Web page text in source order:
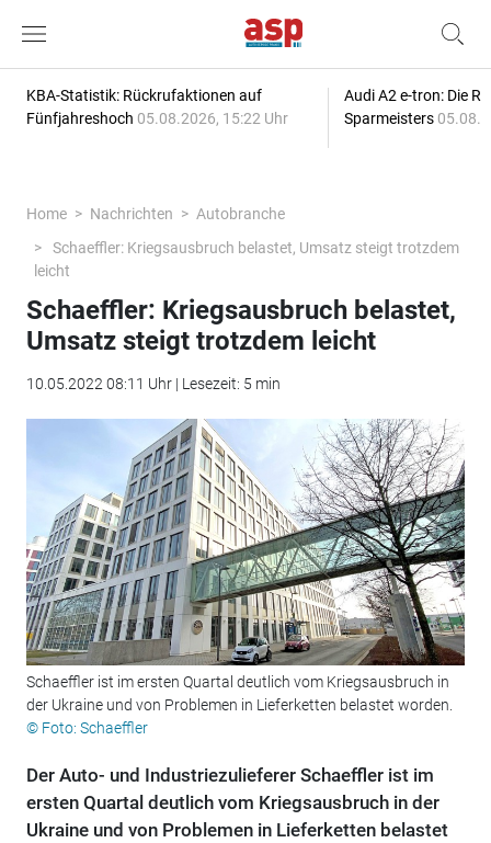
KBA-Statistik: Rückrufaktionen auf
Fünfjahreshoch 05.08.2026, 15:22 Uhr
Audi A2 e-tron: Die
Sparmeisters
Home Nachrichten
Autobranche
Schaeffler: Kriegsausbruch belastet, Umsatz steigt trotzdem
leicht
Schaeffler: Kriegsausbruch belastet,
Umsatz steigt trotzdem leicht
10.05.2022 08:11 Uhr | Lesezeit: 5 min
Schaeffler ist im ersten Quartal deutlich vom Kriegsausbruch in
der Ukraine und von Problemen in Lieferketten belastet worden.
© Foto: Schaeffler
Der Auto- und Industriezulieferer Schaeffler ist im
ersten Quartal deutlich vom Kriegsausbruch in der
Ukraine und von Problemen in Lieferketten belastet